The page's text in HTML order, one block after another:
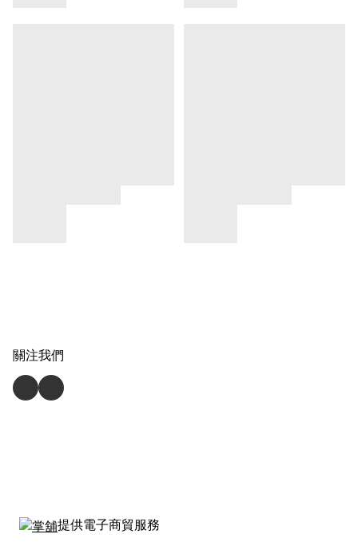
關注我們
提供電子商貿服務